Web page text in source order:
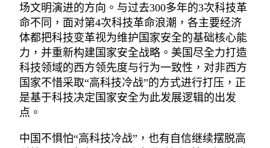
场文明演进的方向。与过去300多年的3次科技革
命不同，面对第4次科技革命浪潮，各主要经济
体都把科技变革视为维护国家安全的基础核心能
力，并重新构建国家安全战略。美国尽全力打造
科技领域的西方领先度与行为一致性，对非西方
国家不惜采取“高科技冷战”的方式进行打压，正
是基于科技决定国家安全为此发展逻辑的出发
点。
中国不惧怕“高科技冷战”，也有自信继续摆脱高